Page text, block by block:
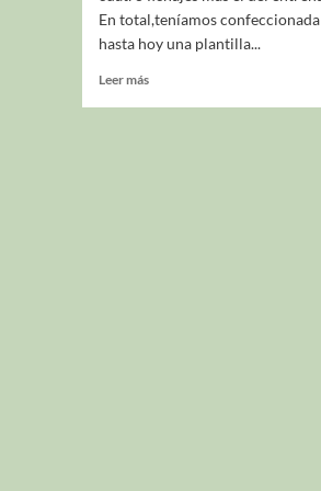
En total,teníamos confeccionada
hasta hoy una plantilla...
Leer más